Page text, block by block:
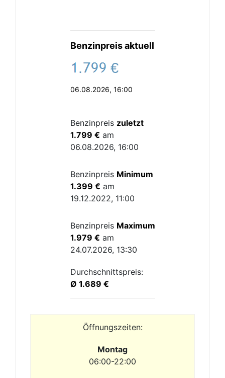
Benzinpreis aktuell
. €
06.08.2026, 16:00
Benzinpreis zuletzt
1.799 € am
06.08.2026, 16:00
Benzinpreis Minimum
1.399 € am
19.12.2022, 11:00
Benzinpreis Maximum
1.979 € am
24.07.2026, 13:30
Durchschnittspreis:
Ø 1.689 €
Öffnungszeiten:
Montag
06:00-22:00